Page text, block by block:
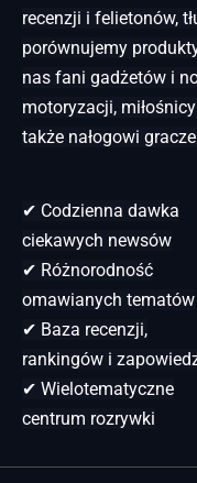
recenzji i felietonów,
porównujemy
nas fani gadżetów i
motoryzacji,
także nałogowi
✔ Codzienna dawka
ciekawych newsów
✔ Różnorodność
omawianych tematów
✔ Baza recenzji,
rankingów i
✔ Wielotematyczne
centrum rozrywki